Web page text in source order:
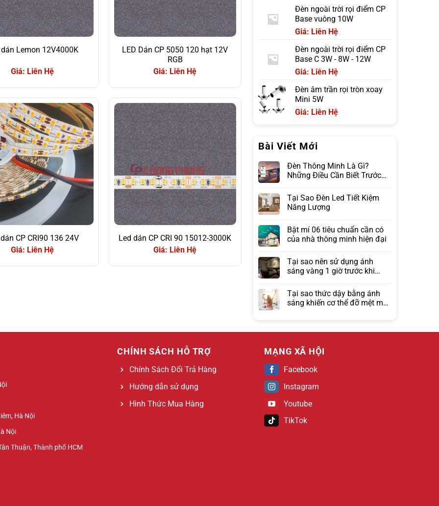
Lemon 12V4000K
Giá: Liên Hệ
LED Dán CP 5050 120 hạt 12V
RGB
Giá: Liên Hệ
CP CRI90 136 24V
Giá: Liên Hệ
Led dán CP CRI 90 15012-3000K
Giá: Liên Hệ
Đèn ngoài trời rọi điểm CP
Base vuông 10W
Giá: Liên Hệ
Đèn ngoài trời rọi điểm CP
Base C 3W - 8W - 12W
Giá: Liên Hệ
Đèn âm trần rọi tròn xoay
Mini 5W
Giá: Liên Hệ
Bài Viết Mới
Đèn Thông Minh Là Gì?
Những Điều Cần Biết Trước
Tại Sao Đèn Led Tiết Kiệm
Năng Lượng
Bật mí 06 tiêu chuẩn cần có
của nhà thông minh hiện đại
Tại sao nên sử dụng ánh
sáng vàng 1 giờ trước khi
Tại sao thức dậy bằng ánh
sáng khiến cơ thể đỡ mệt mỏi
Hà Nội
Nội
Thuận, Thành phố HCM
CHÍNH SÁCH HỖ TRỢ
Chính Sách Đổi Trả Hàng
Hướng dẫn sử dụng
Hình Thức Mua Hàng
MẠNG XÃ HỘI
Facebook
Instagram
Youtube
TikTok